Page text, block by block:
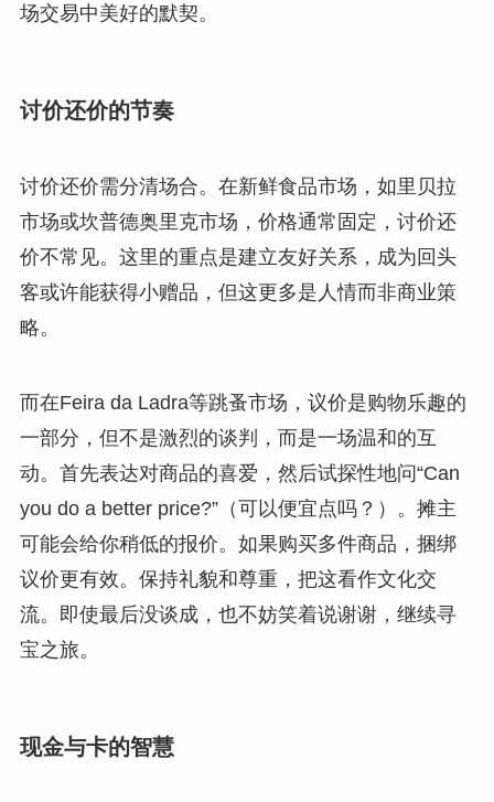
场交易中美好的默契。
讨价还价的节奏
讨价还价需分清场合。在新鲜食品市场，如里贝拉
市场或坎普德奥里克市场，价格通常固定，讨价还
价不常见。这里的重点是建立友好关系，成为回头
客或许能获得小赠品，但这更多是人情而非商业策
略。
而在Feira da Ladra等跳蚤市场，议价是购物乐趣的
一部分，但不是激烈的谈判，而是一场温和的互
动。首先表达对商品的喜爱，然后试探性地问“Can
you do a better price?”（可以便宜点吗？）。摊主
可能会给你稍低的报价。如果购买多件商品，捆绑
议价更有效。保持礼貌和尊重，把这看作文化交
流。即使最后没谈成，也不妨笑着说谢谢，继续寻
宝之旅。
现金与卡的智慧